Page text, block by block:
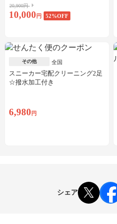
20,900円
10,000 円 52%OFF
その他 全国
スニーカー宅配クリーニング2足
☆撥水加工付き
6,980 円
シェア